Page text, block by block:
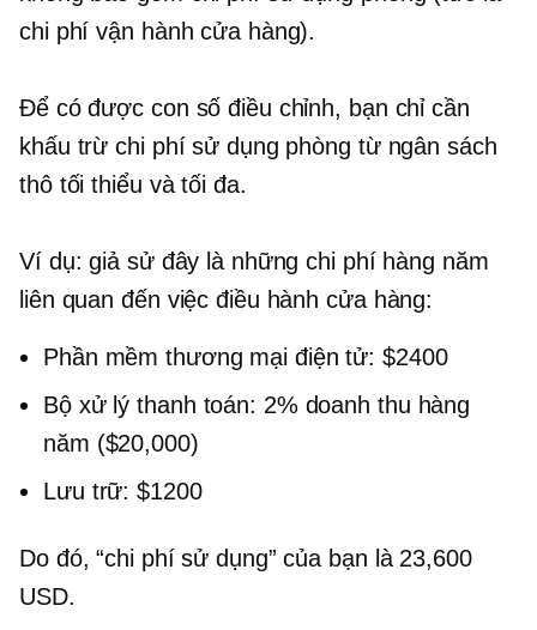
chi phí vận hành cửa hàng).
Để có được con số điều chỉnh, bạn chỉ cần
khấu trừ chi phí sử dụng phòng từ ngân sách
thô tối thiểu và tối đa.
Ví dụ: giả sử đây là những chi phí hàng năm
liên quan đến việc điều hành cửa hàng:
Phần mềm thương mại điện tử: $2400
Bộ xử lý thanh toán: 2% doanh thu hàng
năm ($20,000)
Lưu trữ: $1200
Do đó, “chi phí sử dụng” của bạn là 23,600
USD.